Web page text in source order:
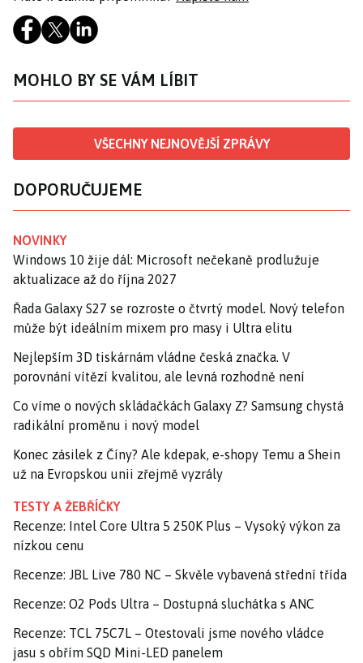
MOHLO BY SE VÁM LÍBIT
VŠECHNY NEJNOVĚJŠÍ ZPRÁVY
DOPORUČUJEME
NOVINKY
Windows 10 žije dál: Microsoft nečekaně prodlužuje
aktualizace až do října 2027
Řada Galaxy S27 se rozroste o čtvrtý model. Nový telefon
může být ideálním mixem pro masy i Ultra elitu
Nejlepším 3D tiskárnám vládne česká značka. V
porovnání vítězí kvalitou, ale levná rozhodně není
Co víme o nových skládačkách Galaxy Z? Samsung chystá
radikální proměnu i nový model
Konec zásilek z Číny? Ale kdepak, e-shopy Temu a Shein
už na Evropskou unii zřejmě vyzrály
TESTY A ŽEBŘÍČKY
Recenze: Intel Core Ultra 5 250K Plus – Vysoký výkon za
nízkou cenu
Recenze: JBL Live 780 NC – Skvěle vybavená střední třída
Recenze: O2 Pods Ultra – Dostupná sluchátka s ANC
Recenze: TCL 75C7L – Otestovali jsme nového vládce
jasu s obřím SQD Mini-LED panelem